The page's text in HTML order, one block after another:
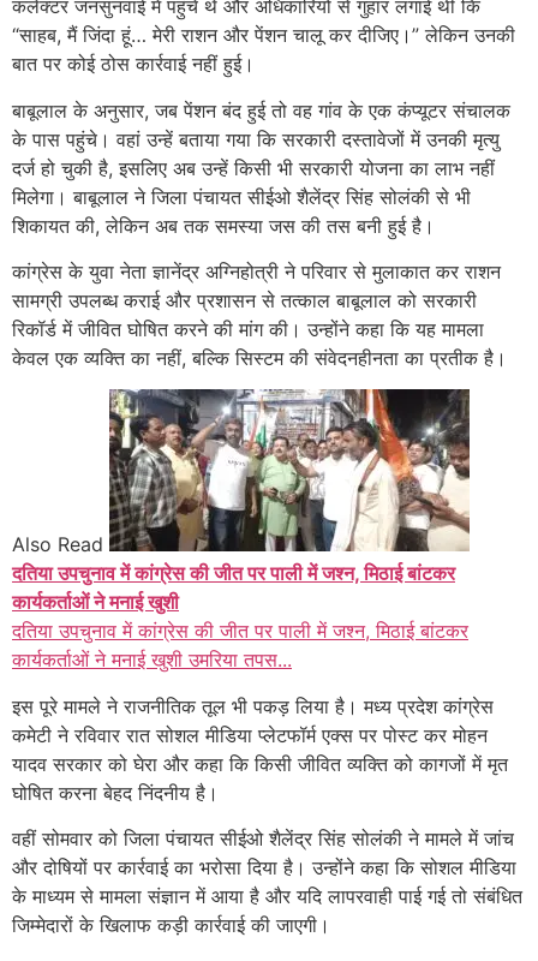
कलेक्टर जनसुनवाई में पहुंचे थे और अधिकारियों से गुहार लगाई थी कि
“साहब, मैं जिंदा हूं… मेरी राशन और पेंशन चालू कर दीजिए।” लेकिन उनकी
बात पर कोई ठोस कार्रवाई नहीं हुई।
बाबूलाल के अनुसार, जब पेंशन बंद हुई तो वह गांव के एक कंप्यूटर संचालक
के पास पहुंचे। वहां उन्हें बताया गया कि सरकारी दस्तावेजों में उनकी मृत्यु
दर्ज हो चुकी है, इसलिए अब उन्हें किसी भी सरकारी योजना का लाभ नहीं
मिलेगा। बाबूलाल ने जिला पंचायत सीईओ शैलेंद्र सिंह सोलंकी से भी
शिकायत की, लेकिन अब तक समस्या जस की तस बनी हुई है।
कांग्रेस के युवा नेता ज्ञानेंद्र अग्निहोत्री ने परिवार से मुलाकात कर राशन
सामग्री उपलब्ध कराई और प्रशासन से तत्काल बाबूलाल को सरकारी
रिकॉर्ड में जीवित घोषित करने की मांग की। उन्होंने कहा कि यह मामला
केवल एक व्यक्ति का नहीं, बल्कि सिस्टम की संवेदनहीनता का प्रतीक है।
Also Read
दतिया उपचुनाव में कांग्रेस की जीत पर पाली में जश्न, मिठाई बांटकर
कार्यकर्ताओं ने मनाई खुशी
दतिया उपचुनाव में कांग्रेस की जीत पर पाली में जश्न, मिठाई बांटकर
कार्यकर्ताओं ने मनाई खुशी उमरिया तपस...
इस पूरे मामले ने राजनीतिक तूल भी पकड़ लिया है। मध्य प्रदेश कांग्रेस
कमेटी ने रविवार रात सोशल मीडिया प्लेटफॉर्म एक्स पर पोस्ट कर मोहन
यादव सरकार को घेरा और कहा कि किसी जीवित व्यक्ति को कागजों में मृत
घोषित करना बेहद निंदनीय है।
वहीं सोमवार को जिला पंचायत सीईओ शैलेंद्र सिंह सोलंकी ने मामले में जांच
और दोषियों पर कार्रवाई का भरोसा दिया है। उन्होंने कहा कि सोशल मीडिया
के माध्यम से मामला संज्ञान में आया है और यदि लापरवाही पाई गई तो संबंधित
जिम्मेदारों के खिलाफ कड़ी कार्रवाई की जाएगी।